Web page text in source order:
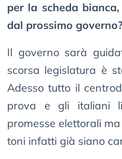
per la scheda
dal prossimo governo?
Il governo sarà
scorsa legislatura è
Adesso tutto il
prova e gli italiani
promesse elettorali
toni infatti già siano